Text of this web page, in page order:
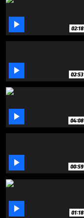
minute,
seconds
 02:18
 02:53
 04:08
 00:59
 01:18